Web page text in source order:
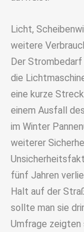
Licht,
weitere
Der
die
eine kurze
einem Ausfall
im Winter
weiterer
fünf Jahren
Halt auf der
sollte man sie
Umfrage zeigten